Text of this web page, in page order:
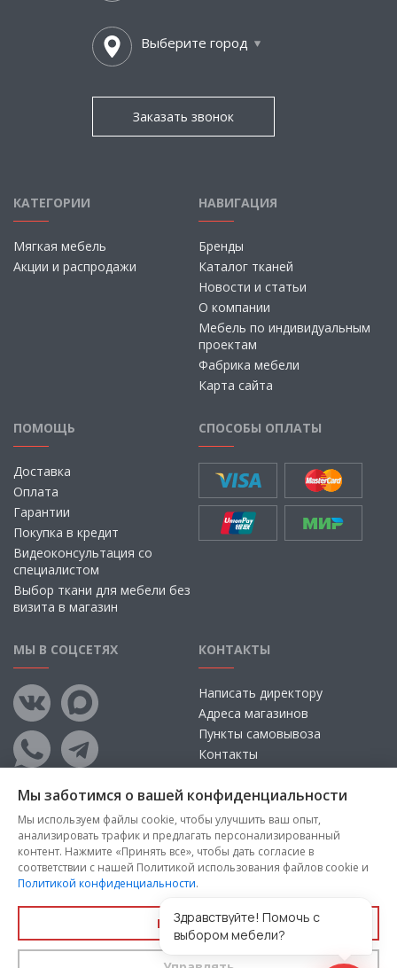
Выберите город
Заказать звонок
КАТЕГОРИИ
Мягкая мебель
Акции и распродажи
НАВИГАЦИЯ
Бренды
Каталог тканей
Новости и статьи
О компании
Мебель по индивидуальным
проектам
Фабрика мебели
Карта сайта
ПОМОЩЬ
Доставка
Оплата
Гарантии
Покупка в кредит
Видеоконсультация со
специалистом
Выбор ткани для мебели без
визита в магазин
СПОСОБЫ ОПЛАТЫ
МЫ В СОЦСЕТЯХ КОНТАКТЫ
Написать директору
Адреса магазинов
Пункты самовывоза
Контакты
Copyright © 2026, ООО «100 Диванов» — Все права защищены
Администрация Сайта не несет ответственности за
размещаемые Пользователями материалы, их содержание,
качество.
Мы заботимся о вашей конфиденциальности
Мы используем файлы cookie, чтобы улучшить ваш опыт,
анализировать трафик и предлагать персонализированный
контент. Нажмите «Принять все», чтобы дать согласие в
соответствии с нашей Политикой использования файлов cookie и
Политикой конфиденциальности.
Принять все
Здравствуйте! Помочь с
выбором мебели?